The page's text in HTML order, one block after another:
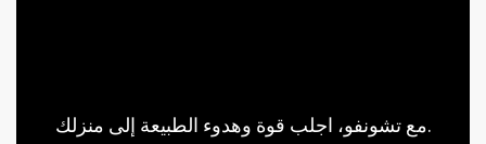
مع تشونفو، اجلب قوة وهدوء الطبيعة إلى منزلك.